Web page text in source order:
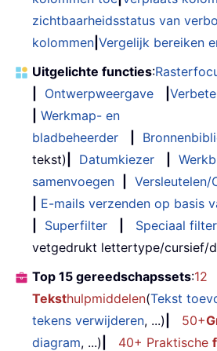
zichtbaarheidsstatus van
kolommen Vergelijk bereiken
Uitgelichte functies:
Ontwerpweergave
Werkmap- en
bladbeheerder
tekst)
Datumkiezer
samenvoegen
Versleutelen/
E-mails verzenden op basis
Superfilter Speciaal filter
vetgedrukt lettertype/cursief/
Top 15 gereedschapssets:12
Teksthulpmiddelen(Tekst
tekens verwijderen, ...) 50+
diagram, ...) 40+ Praktische